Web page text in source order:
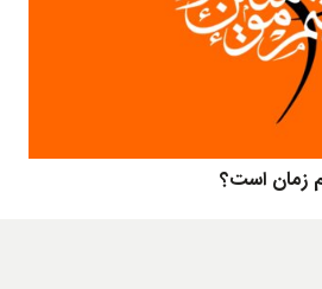
زمان است؟